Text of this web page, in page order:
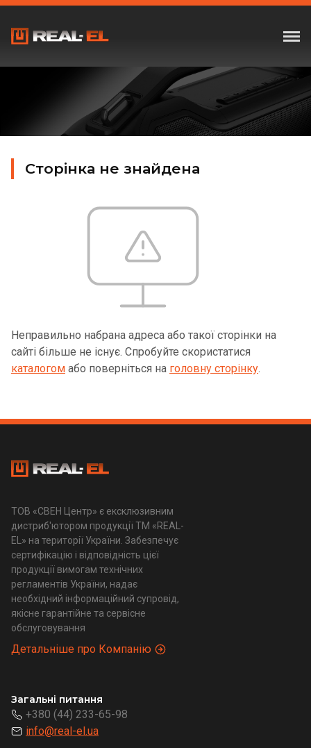
Сторінка не знайдена
Неправильно набрана адреса або такої сторінки на
сайті більше не існує. Спробуйте скористатися
каталогом або поверніться на головну сторінку.
ТОВ «СВЕН Центр» є ексклюзивним
дистриб'ютором продукції ТМ «REAL-
EL» на території України. Забезпечує
сертифікацію і відповідність цієї
продукції вимогам технічних
регламентів України, надає
необхідний інформаційний супровід,
якісне гарантійне та сервісне
обслуговування
Детальніше про Компанію
Загальні питання
+380 (44) 233-65-98
info@real-el.ua